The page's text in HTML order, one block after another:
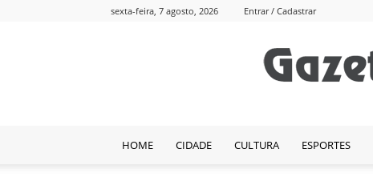
sexta-feira, 7 agosto, 2026 Entrar / Cadastrar
HOME CIDADE CULTURA ESPORTES